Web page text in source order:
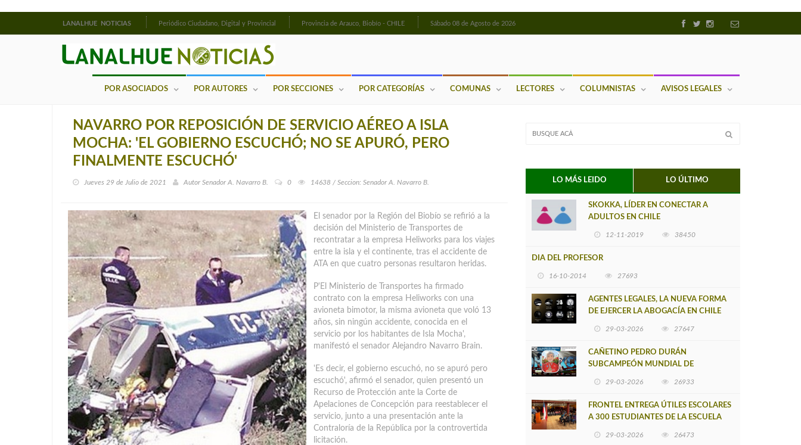
LANALHUE NOTICIAS Periódico Ciudadano, Digital y Provincial Provincia de Arauco, Biobío - CHILE Sábado 08 de Agosto de 2026
POR ASOCIADOS POR AUTORES POR SECCIONES POR CATEGORÍAS COMUNAS LECTORES COLUMNISTAS AVISOS LEGALES
NAVARRO POR REPOSICIÓN DE SERVICIO AÉREO A ISLA
MOCHA: 'EL GOBIERNO ESCUCHÓ; NO SE APURÓ, PERO
FINALMENTE ESCUCHÓ'
Jueves 29 de Julio de 2021 Autor Senador A. Navarro B. 0 14638 / Seccion: Senador A. Navarro B.
El senador por la Región del Biobío se refirió a la
decisión del Ministerio de Transportes de
recontratar a la empresa Heliworks para los viajes
entre la isla y el continente, tras el accidente de
ATA en que cuatro personas resultaron heridas.
P'El Ministerio de Transportes ha firmado
contrato con la empresa Heliworks con una
avioneta bimotor, la misma avioneta que voló 13
años, sin ningún accidente, conocida en el
servicio por los habitantes de Isla Mocha',
manifestó el senador Alejandro Navarro Brain.
'Es decir, el gobierno escuchó, no se apuró pero
escuchó', afirmó el senador, quien presentó un
Recurso de Protección ante la Corte de
Apelaciones de Concepción para reestablecer el
servicio, junto a una presentación ante la
Contraloría de la República por la controvertida
licitación.
LO MÁS LEIDO LO ÚLTIMO
SKOKKA, LÍDER EN CONECTAR A
ADULTOS EN CHILE
12-11-2019 38450
DIA DEL PROFESOR
16-10-2014 27693
AGENTES LEGALES, LA NUEVA FORMA
DE EJERCER LA ABOGACÍA EN CHILE
29-03-2026 27647
CAÑETINO PEDRO DURÁN
SUBCAMPEÓN MUNDIAL DE
29-03-2026 26933
FRONTEL ENTREGA ÚTILES ESCOLARES
A 300 ESTUDIANTES DE LA ESCUELA
29-03-2026 26473